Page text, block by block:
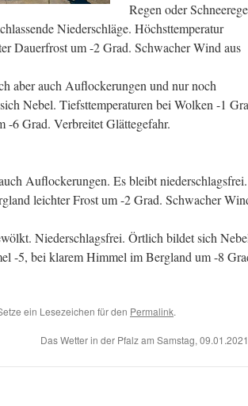
Regen oder
Niederschläge. Höchsttemperatur
Dauerfrost um -2 Grad. Schwacher Wind aus
aber auch Auflockerungen und nur noch
Nebel. Tiefsttemperaturen bei Wolken -1
6 Grad. Verbreitet Glättegefahr.
Auflockerungen. Es bleibt niederschlagsfrei.
leichter Frost um -2 Grad. Schwacher
Niederschlagsfrei. Örtlich bildet sich
-5, bei klarem Himmel im Bergland um -8
ein Lesezeichen für den Permalink.
Das Wetter in der Pfalz am Samstag, 09.01.2021